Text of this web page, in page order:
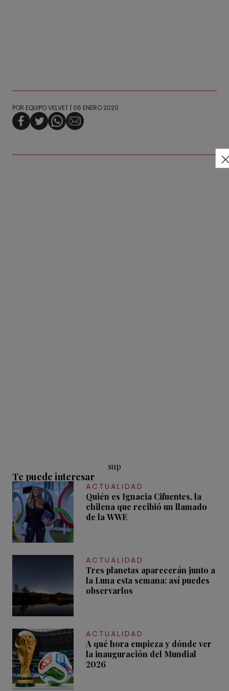
POR EQUIPO VELVET | 06 ENERO 2020
sup
Te puede interesar
ACTUALIDAD
Quién es Ignacia Cifuentes, la
chilena que recibió un llamado
de la WWE
ACTUALIDAD
Tres planetas aparecerán junto a
la Luna esta semana: así puedes
observarlos
ACTUALIDAD
A qué hora empieza y dónde ver
la inauguración del Mundial
2026